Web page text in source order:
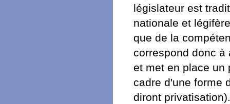
législateur est
nationale et
que de la
correspond donc à
et met en place un
cadre d'une forme
diront